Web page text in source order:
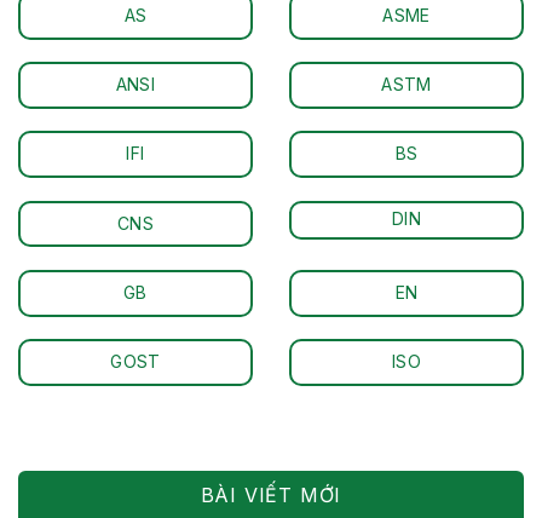
AS ASME
ANSI ASTM
IFI BS
CNS DIN
GB EN
GOST ISO
BÀI VIẾT MỚI